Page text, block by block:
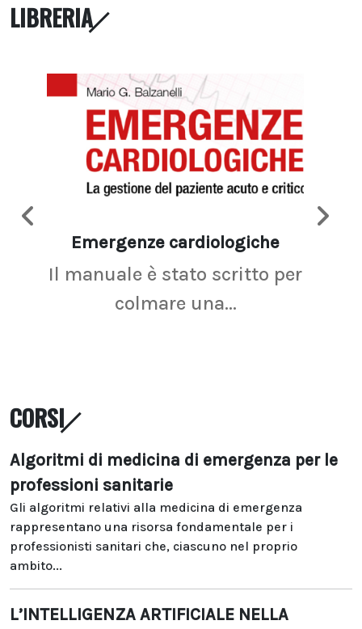
LIBRERIA
Emergenze cardiologiche
Il manuale è stato scritto per
colmare una...
CORSI
Algoritmi di medicina di emergenza per le
professioni sanitarie
Gli algoritmi relativi alla medicina di emergenza
rappresentano una risorsa fondamentale per i
professionisti sanitari che, ciascuno nel proprio
ambito...
L’INTELLIGENZA ARTIFICIALE NELLA